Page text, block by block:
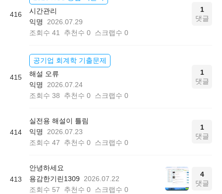
416
시간관리
익명
2026.07.29
조회수 41 추천수 0 스크랩수 0
1
댓글
415
공기업 회계학 기출문제
해설 오류
익명
2026.07.24
조회수 38 추천수 0 스크랩수 0
1
댓글
414
실전용 해설이 틀림
익명
2026.07.23
조회수 47 추천수 0 스크랩수 0
1
댓글
413
안녕하세요
용감한기린1309
2026.07.22
조회수 57 추천수 0 스크랩수 0
4
댓글